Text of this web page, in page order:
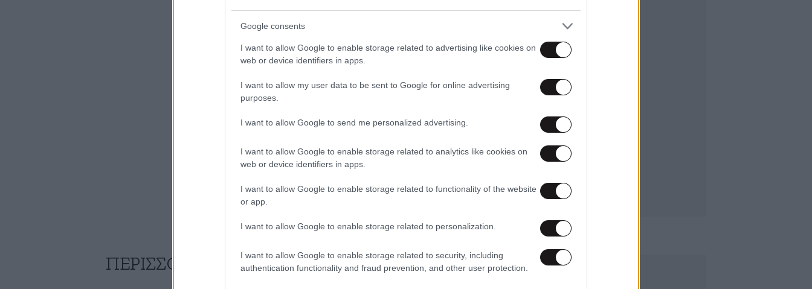
Google consents
I want to allow Google to enable storage related to advertising like cookies on
web or device identifiers in apps.
I want to allow my user data to be sent to Google for online advertising
purposes.
I want to allow Google to send me personalized advertising.
I want to allow Google to enable storage related to analytics like cookies on
web or device identifiers in apps.
I want to allow Google to enable storage related to functionality of the website
or app.
I want to allow Google to enable storage related to personalization.
I want to allow Google to enable storage related to security, including
authentication functionality and fraud prevention, and other user protection.
ΠΕΡΙΣΣΟΤΕΡΑ ΑΠΟ ΤΟΝ ΚΟΣΜΟ ΟΛΑ ΤΑ ΑΡΘΡΑ